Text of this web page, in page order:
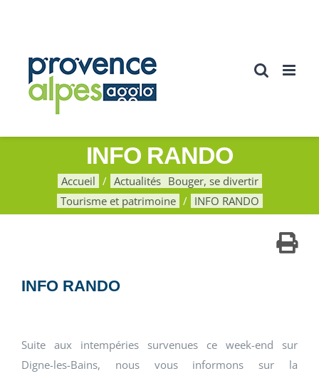
INFO RANDO
Accueil Actualités Bouger, se divertir
Tourisme et patrimoine
INFO RANDO
INFO RANDO
Suite aux intempéries survenues ce week-end sur
Digne-les-Bains, nous vous informons sur la